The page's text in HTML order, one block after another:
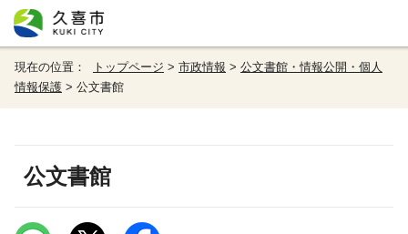
現在の位置： トップページ > 市政情報 > 公文書館・情報公開・個人
情報保護 > 公文書館
公文書館